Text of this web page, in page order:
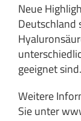
Neue
Deutschland
geeignet sind.
Weitere
Sie unter